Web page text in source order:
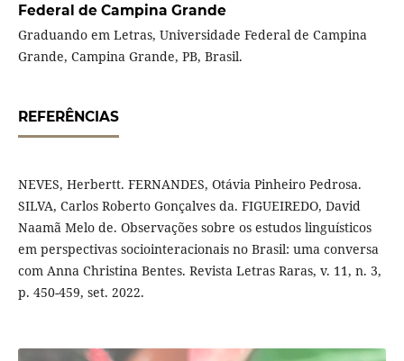
Federal de Campina Grande
Graduando em Letras, Universidade Federal de Campina
Grande, Campina Grande, PB, Brasil.
REFERÊNCIAS
NEVES, Herbertt. FERNANDES, Otávia Pinheiro Pedrosa.
SILVA, Carlos Roberto Gonçalves da. FIGUEIREDO, David
Naamã Melo de. Observações sobre os estudos linguísticos
em perspectivas sociointeracionais no Brasil: uma conversa
com Anna Christina Bentes. Revista Letras Raras, v. 11, n. 3,
p. 450-459, set. 2022.